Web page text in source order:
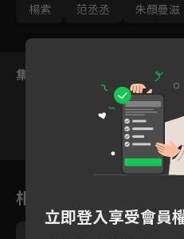
楊紫 范丞丞 朱顏曼滋
集數列表
10 11
相關花絮
立即登入享受會員